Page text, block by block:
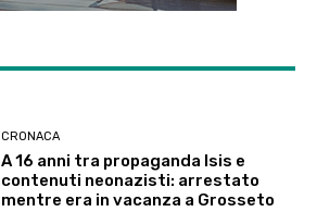
CRONACA
A 16 anni tra propaganda Isis e
contenuti neonazisti: arrestato
mentre era in vacanza a Grosseto